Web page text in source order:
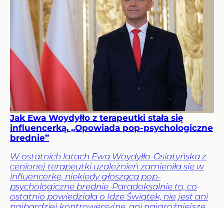
Jak Ewa Woydyłło z terapeutki stała się
influencerką. „Opowiada pop-psychologiczne
brednie”
W ostatnich latach Ewa Woydyłło-Osiatyńska z
cenionej terapeutki uzależnień zamieniła się w
influencerkę, niekiedy głoszącą pop-
psychologiczne brednie. Paradoksalnie to, co
ostatnio powiedziała o Idze Świątek, nie jest ani